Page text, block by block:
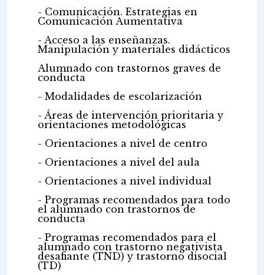
- Comunicación. Estrategias en
Comunicación Aumentativa
- Acceso a las enseñanzas.
Manipulación y materiales didácticos
Alumnado con trastornos graves de
conducta
- Modalidades de escolarización
- Áreas de intervención prioritaria y
orientaciones metodológicas
- Orientaciones a nivel de centro
- Orientaciones a nivel del aula
- Orientaciones a nivel individual
- Programas recomendados para todo
el alumnado con trastornos de
conducta
- Programas recomendados para el
alumnado con trastorno negativista
desafiante (TND) y trastorno disocial
(TD)